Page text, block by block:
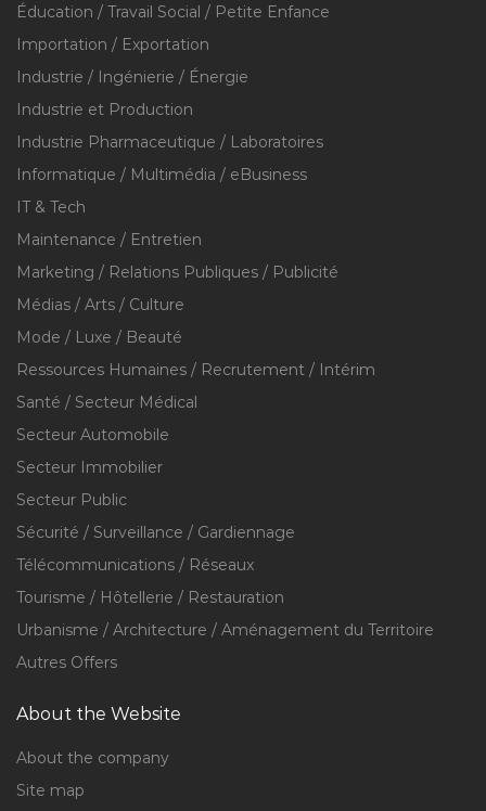
Éducation / Travail Social / Petite Enfance
Importation / Exportation
Industrie / Ingénierie / Énergie
Industrie et Production
Industrie Pharmaceutique / Laboratoires
Informatique / Multimédia / eBusiness
IT & Tech
Maintenance / Entretien
Marketing / Relations Publiques / Publicité
Médias / Arts / Culture
Mode / Luxe / Beauté
Ressources Humaines / Recrutement / Intérim
Santé / Secteur Médical
Secteur Automobile
Secteur Immobilier
Secteur Public
Sécurité / Surveillance / Gardiennage
Télécommunications / Réseaux
Tourisme / Hôtellerie / Restauration
Urbanisme / Architecture / Aménagement du Territoire
Autres Offers
About the Website
About the company
Site map